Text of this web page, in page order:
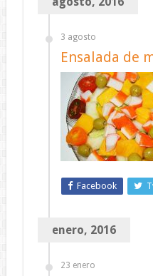
3 agosto
Ensalada de
Facebook
enero, 2016
23 enero